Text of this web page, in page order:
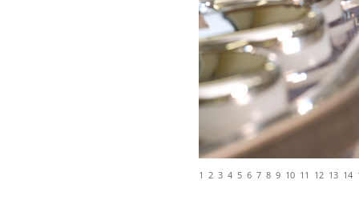
1 2 3 4 5 6 7 8 9 10 11 12 13 14